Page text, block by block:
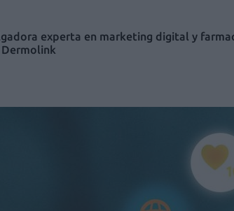
experta en marketing digital y